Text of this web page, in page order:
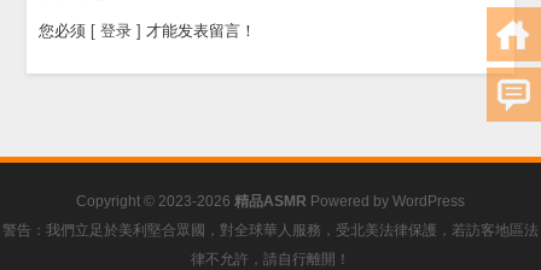
您必须 [ 登录 ] 才能发表留言！
Copyright © 2023-2026 精品ASMR Powered by WordPress
警告：我們立足於美利堅合眾國，對全球華人服務，受北美法律保護，若訪客地區法
律不允許，請自行離開！